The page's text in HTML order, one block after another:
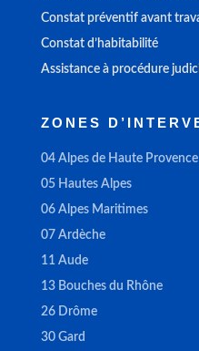
Constat préventif avant
Constat d’habitabilité
Assistance à procédure
ZONES
04 Alpes de Haute Provence
05 Hautes Alpes
06 Alpes Maritimes
07 Ardèche
11 Aude
13 Bouches du Rhône
26 Drôme
30 Gard